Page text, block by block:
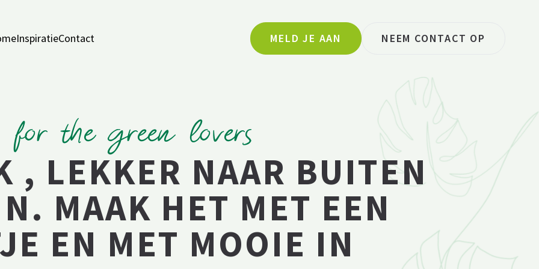
InspiratieContact MELD JE AAN NEEM CONTACT OP
for the green lovers
, LEKKER NAAR BUITEN
MAAK HET MET EEN
EN MET MOOIE IN